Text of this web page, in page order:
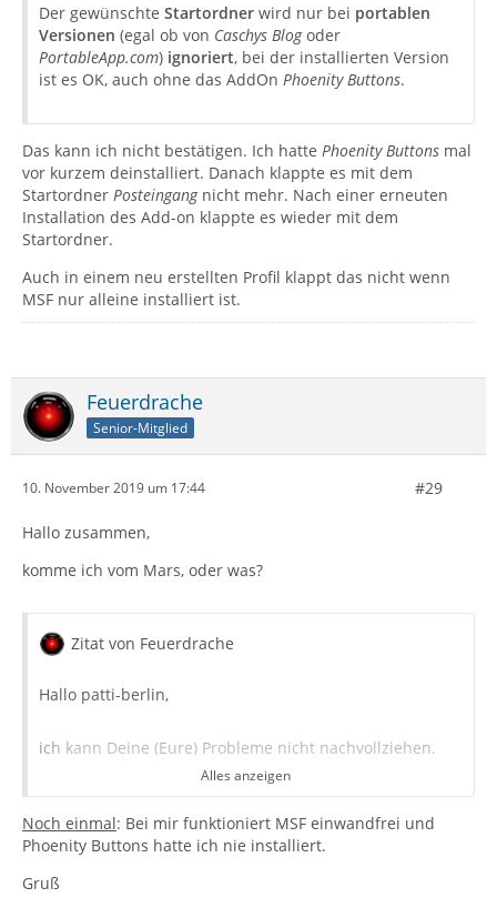
Der gewünschte Startordner wird nur bei portablen
Versionen (egal ob von Caschys Blogoder
PortableApp.com) ignoriert, bei der installierten Version
ist es OK, auch ohne das AddOn Phoenity Buttons.
Das kann ich nicht bestätigen. Ich hatte Phoenity Buttons mal
vor kurzem deinstalliert. Danach klappte es mit dem
Startordner Posteingangnicht mehr. Nach einer erneuten
Installation des Add-on klappte es wieder mit dem
Startordner.
Auch in einem neu erstellten Profil klappt das nicht wenn
MSF nur alleine installiert ist.
Feuerdrache
Senior-Mitglied
10. November 2019 um 17:44 #29
Hallo zusammen,
komme ich vom Mars, oder was?
Zitat von Feuerdrache
Hallo patti-berlin,
ich kann Deine (Eure) Probleme nicht nachvollziehen.
Bei mir funktioniert MSF einwandfrei (alle Funktionen!).
Phoenity Buttons hatte ich noch nie installiert.
Thunderbird-Originalversionen von hier und
Alles anzeigen
Noch einmal: Bei mir funktioniert MSF einwandfrei und
Phoenity Buttons hatte ich nie installiert.
Gruß